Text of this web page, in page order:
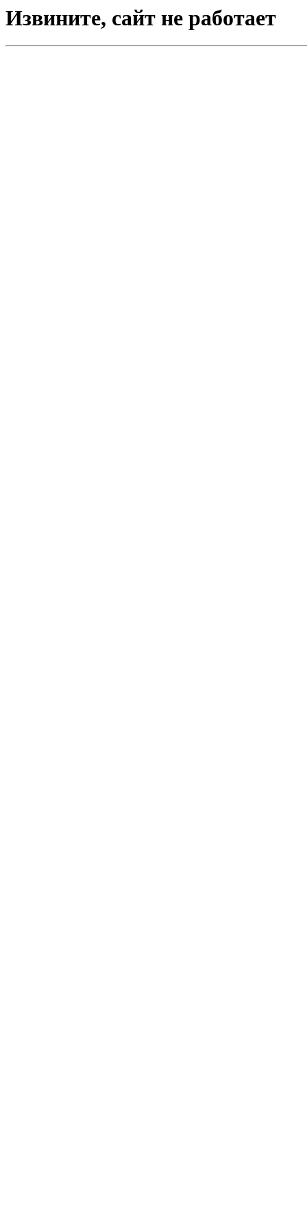
Извините, сайт не работает